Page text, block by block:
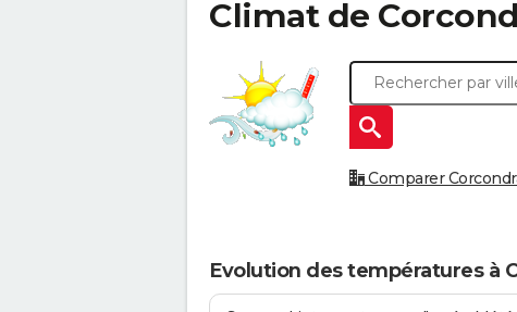
Climat de
Comparer
Evolution des températures à